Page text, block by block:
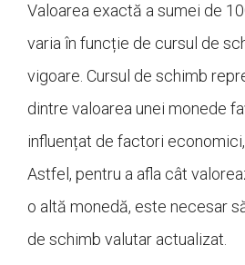
Valoarea exactă a sumei de
varia în funcție de cursul de
vigoare. Cursul de schimb
dintre valoarea unei monede
influențat de factori
Astfel, pentru a afla cât
o altă monedă, este necesar
de schimb valutar actualizat.